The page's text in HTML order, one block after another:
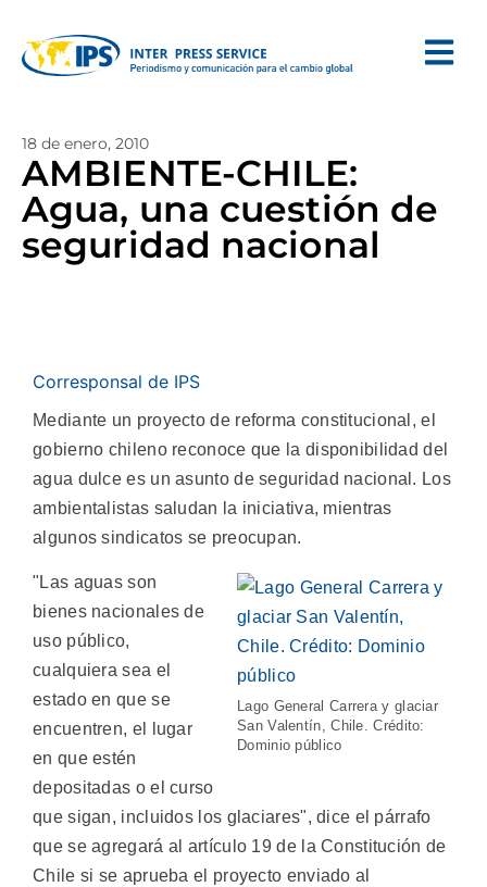
18 de enero, 2010
AMBIENTE-CHILE:
Agua, una cuestión de
seguridad nacional
Corresponsal de IPS
Mediante un proyecto de reforma constitucional, el
gobierno chileno reconoce que la disponibilidad del
agua dulce es un asunto de seguridad nacional. Los
ambientalistas saludan la iniciativa, mientras
algunos sindicatos se preocupan.
Lago General Carrera y glaciar
San Valentín, Chile. Crédito:
Dominio público
"Las aguas son
bienes nacionales de
uso público,
cualquiera sea el
estado en que se
encuentren, el lugar
en que estén
depositadas o el curso
que sigan, incluidos los glaciares", dice el párrafo
que se agregará al artículo 19 de la Constitución de
Chile si se aprueba el proyecto enviado al